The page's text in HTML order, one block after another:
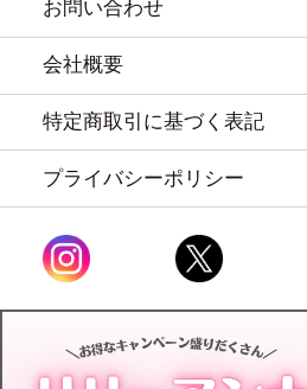
お問い合わせ
会社概要
特定商取引に基づく表記
プライバシーポリシー